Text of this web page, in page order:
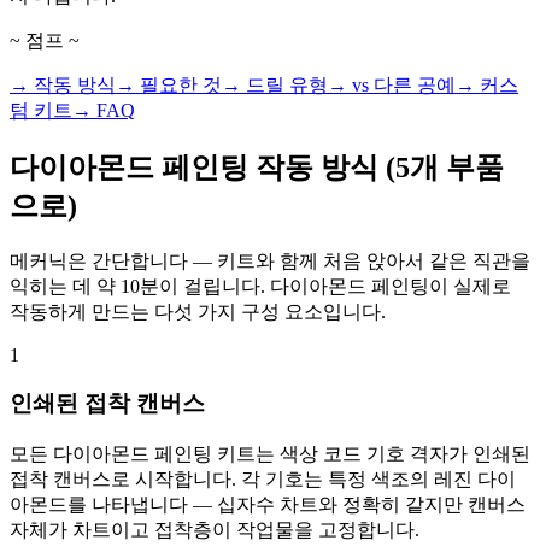
~ 점프 ~
→ 작동 방식 → 필요한 것 → 드릴 유형 → vs 다른 공예 → 커스
텀 키트 → FAQ
다이아몬드 페인팅 작동 방식 (5개 부품
으로)
메커닉은 간단합니다 — 키트와 함께 처음 앉아서 같은 직관을
익히는 데 약 10분이 걸립니다. 다이아몬드 페인팅이 실제로
작동하게 만드는 다섯 가지 구성 요소입니다.
1
인쇄된 접착 캔버스
모든 다이아몬드 페인팅 키트는 색상 코드 기호 격자가 인쇄된
접착 캔버스로 시작합니다. 각 기호는 특정 색조의 레진 다이
아몬드를 나타냅니다 — 십자수 차트와 정확히 같지만 캔버스
자체가 차트이고 접착층이 작업물을 고정합니다.